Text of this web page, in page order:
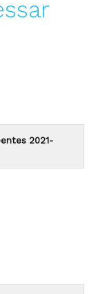
2021-